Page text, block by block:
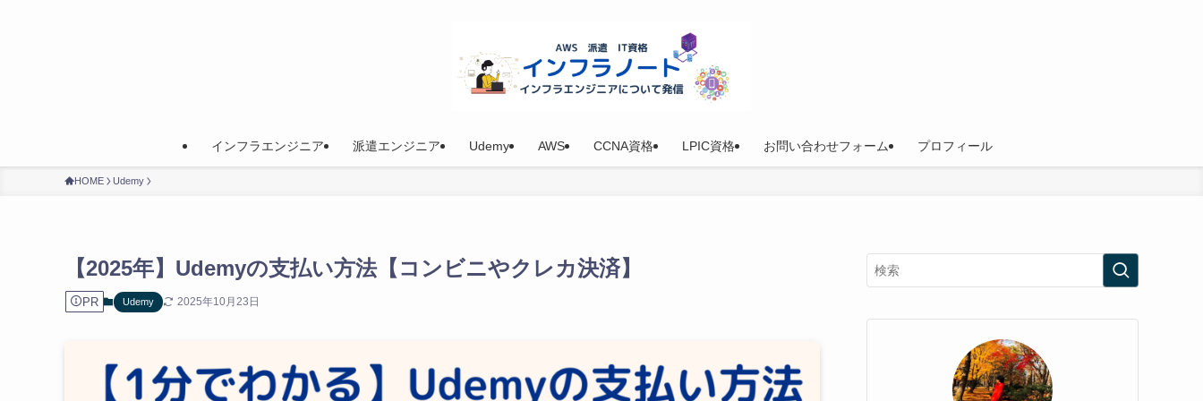
インフラエンジニア 派遣エンジニア Udemy AWS CCNA資格 LPIC資格 お問い合わせフォーム プロフィール
HOME Udemy
【2025年】Udemyの支払い方法【コンビニやクレカ決済】
PR Udemy 2025年10月23日